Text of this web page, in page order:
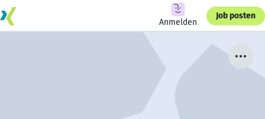
Anmelden
Job posten